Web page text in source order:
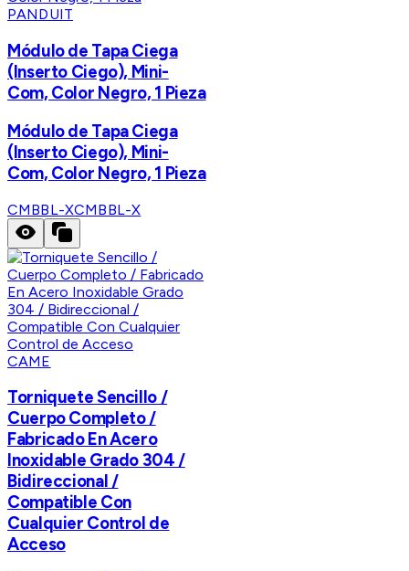
PANDUIT
Módulo de Tapa Ciega
(Inserto Ciego), Mini-
Com, Color Negro, 1 Pieza
Módulo de Tapa Ciega
(Inserto Ciego), Mini-
Com, Color Negro, 1 Pieza
CMBBL-XCMBBL-X
CAME
Torniquete Sencillo /
Cuerpo Completo /
Fabricado En Acero
Inoxidable Grado 304 /
Bidireccional /
Compatible Con
Cualquier Control de
Acceso